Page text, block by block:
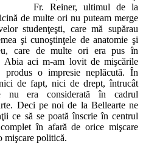
Fr. Reiner, ultimul de la
de multe ori nu puteam merge
studenţeşti, care mă supărau
şi cunoştinţele de anatomie şi
care de multe ori era pus în
Abia aci m-am lovit de mişcările
produs o impresie neplăcută. Ȋn
de fapt, nici de drept, întrucât
nu era considerată în cadrul
Deci pe noi de la Bellearte ne
ce să se poată înscrie în centrul
în afară de orice mişcare
mişcare politică.